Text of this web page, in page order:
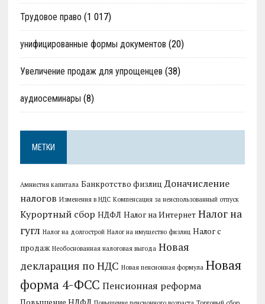
Трудовое право (1 017)
унифицированные формы документов (20)
Увеличение продаж для упрощенцев (38)
аудиосеминары (8)
МЕТКИ
Амнистия капитала Банкротство физлиц Доначисление
налогов Изменения в НДС Компенсация за неиспользованный отпуск
Курортный сбор НДФЛ Налог на Интернет Налог на
гугл Налог на долгострой Налог на имущество физлиц Налог с
продаж Необоснованная налоговая выгода Новая
декларация по НДС Новая пенсионная формула Новая
форма 4-ФСС Пенсионная реформа